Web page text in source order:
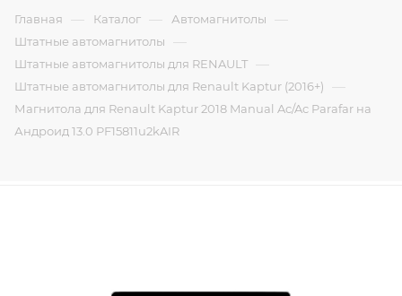
Главная — Каталог — Автомагнитолы —
Штатные автомагнитолы —
Штатные автомагнитолы для RENAULT —
Штатные автомагнитолы для Renault Kaptur (2016+) —
Магнитола для Renault Kaptur 2018 Manual Ac/Ac Parafar на
Андроид 13.0 PF15811u2kAIR